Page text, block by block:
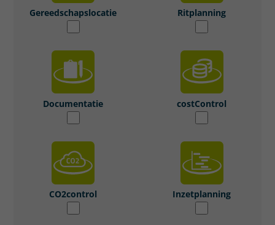
Gereedschapslocatie Ritplanning
Documentatie costControl
CO2control Inzetplanning